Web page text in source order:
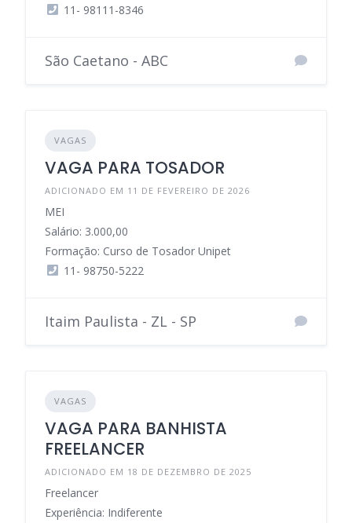
11- 98111-8346
São Caetano - ABC
VAGAS
VAGA PARA TOSADOR
ADICIONADO EM 11 DE FEVEREIRO DE 2026
MEI
Salário: 3.000,00
Formação: Curso de Tosador Unipet
11- 98750-5222
Itaim Paulista - ZL - SP
VAGAS
VAGA PARA BANHISTA
FREELANCER
ADICIONADO EM 18 DE DEZEMBRO DE 2025
Freelancer
Experiência: Indiferente